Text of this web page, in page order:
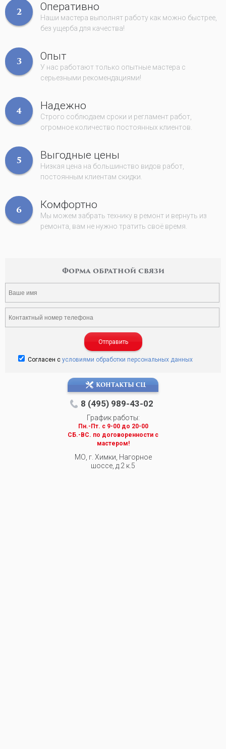
2 Оперативно
Наши мастера выполнят работу как можно быстрее,
без ущерба для качества!
3 Опыт
У нас работают только опытные мастера с
серьезными рекомендациями!
4 Надежно
Строго соблюдаем сроки и регламент работ,
огромное количество постоянных клиентов.
5 Выгодные цены
Низкая цена на большинство видов работ,
постоянным клиентам скидки.
6 Комфортно
Мы можем забрать технику в ремонт и вернуть из
ремонта, вам не нужно тратить своё время.
Форма обратной связи
Отправить
Согласен с условиями обработки персональных данных
КОНТАКТЫ СЦ
8 (495) 989-43-02
График работы:
Пн.-Пт. c 9-00 до 20-00
СБ.-ВС. по договоренности с
мастером!
МО, г. Химки, Нагорное
шоссе, д.2 к.5